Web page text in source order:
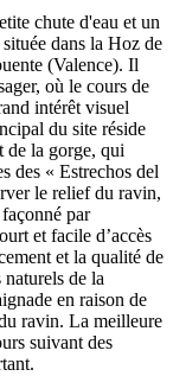
chute d'eau et un
dans la Hoz de
(Valence). Il
où le cours de
intérêt visuel
du site réside
de la gorge, qui
des « Estrechos del
le relief du ravin,
par
et facile d’accès
et la qualité de
naturels de la
en raison de
ravin. La meilleure
suivant des